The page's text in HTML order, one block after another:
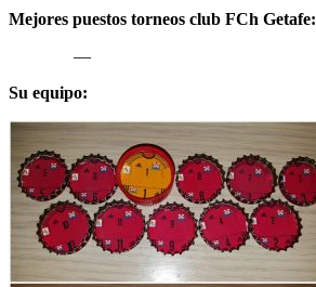
Mejores puestos torneos club FCh Getafe:
—
Su equipo: